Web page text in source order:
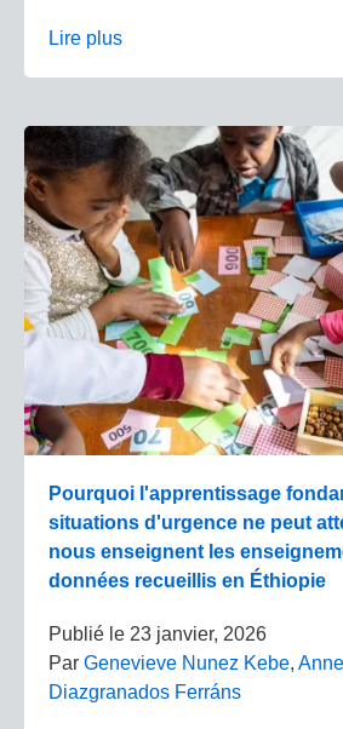
Lire plus
Pourquoi l'apprentissage
situations d'urgence ne peut
nous enseignent les
données recueillis en Éthiopie
Publié le 23 janvier, 2026
Par Genevieve Nunez Kebe,
Diazgranados Ferráns